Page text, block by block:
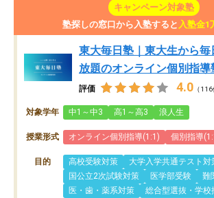
キャンペーン対象塾
塾探しの窓口から入塾すると 入塾金1
東大毎日塾｜東大生から
放題のオンライン個別指導
評価 4.0 （116
対象学年 中1～中3 高1～高3 浪人生
授業形式 オンライン個別指導(1:1) 個別指導
目的 高校受験対策
大学入学共通テスト対
国公立2次試験対策
医学部受験
難
医・歯・薬系対策
総合型選抜・学校